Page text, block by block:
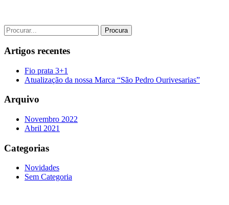
Procura
Artigos recentes
Fio prata 3+1
Atualização da nossa Marca “São Pedro Ourivesarias”
Arquivo
Novembro 2022
Abril 2021
Categorias
Novidades
Sem Categoria